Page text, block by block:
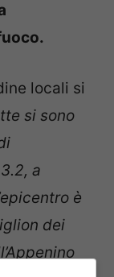
locali si
si sono
a
epicentro‬ è
dei